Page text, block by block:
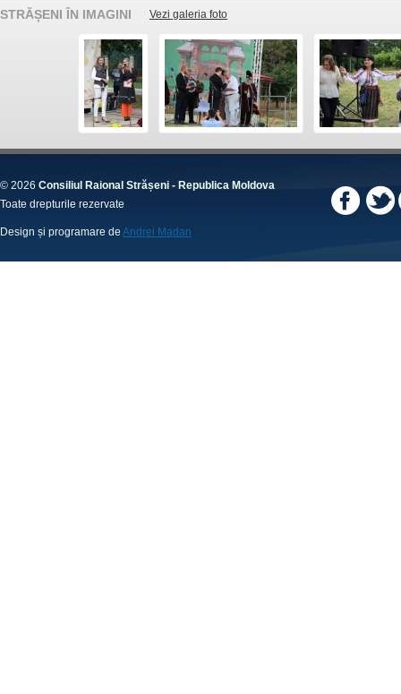
STRĂȘENI ÎN IMAGINI Vezi galeria foto
© 2026 Consiliul Raional Strășeni - Republica Moldova
Toate drepturile rezervate
Design și programare de Andrei Madan